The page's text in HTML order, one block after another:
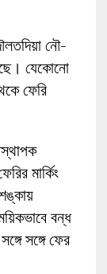
নৌ-
যেকোনো
ফেরি
মার্কিং
বন্ধ
সঙ্গে ফের